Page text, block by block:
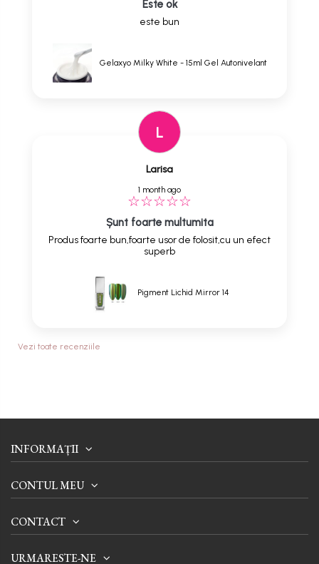
Este ok
este bun
Gelaxyo Milky White - 15ml Gel Autonivelant
L
Larisa
1 month ago
Șunt foarte multumita
Produs foarte bun,foarte usor de folosit,cu un efect
superb
Pigment Lichid Mirror 14
Vezi toate recenziile
INFORMAȚII
CONTUL MEU
CONTACT
URMARESTE-NE